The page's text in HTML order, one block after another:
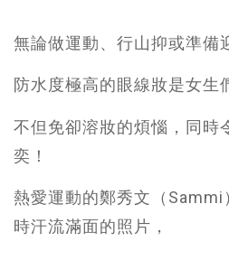
無論做運動、行山抑或準備
防水度極高的眼線妝是女生
不但免卻溶妝的煩惱，同時
奕！
熱愛運動的鄭秀文（Sammi
時汗流滿面的照片，